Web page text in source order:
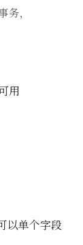
，
用
以单个字段